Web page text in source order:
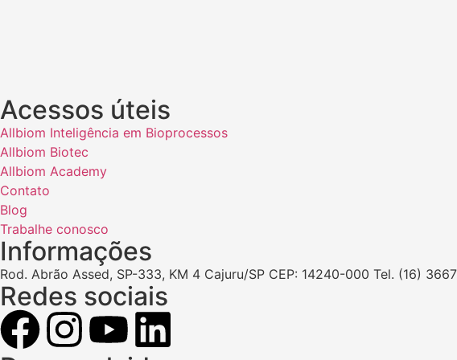
Acessos úteis
Allbiom Inteligência em Bioprocessos
Allbiom Biotec
Allbiom Academy
Contato
Blog
Trabalhe conosco
Informações
Rod. Abrão Assed, SP-333, KM 4 Cajuru/SP CEP: 14240-000 Tel. (16)
Redes sociais